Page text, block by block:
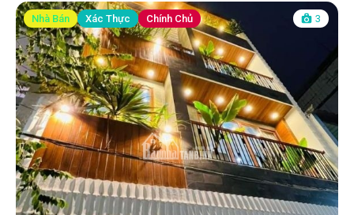
Nhà Bán Xác Thực Chính Chủ 3